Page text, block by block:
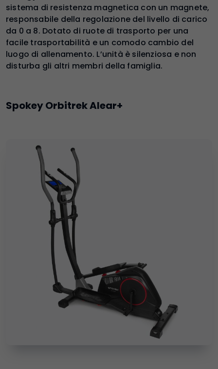
sistema di resistenza magnetica con un magnete,
responsabile della regolazione del livello di carico
da 0 a 8. Dotato di ruote di trasporto per una
facile trasportabilità e un comodo cambio del
luogo di allenamento. L’unità è silenziosa e non
disturba gli altri membri della famiglia.
Spokey Orbitrek Alear+